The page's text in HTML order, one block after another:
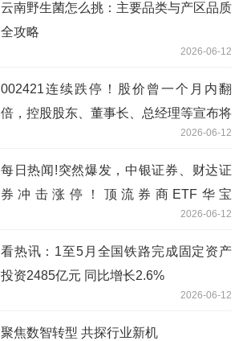
云南野生菌怎么挑：主要品类与产区品质
全攻略
2026-06-12
002421连续跌停！股价曾一个月内翻
倍，控股股东、董事长、总经理等宣布将
减持，公司回应减持非经营变化导致2026-06-12
每日热闻!突然爆发，中银证券、财达证
券冲击涨停！顶流券商ETF华宝
（512000）涨超3%，单日再度吸金1.15
亿元
2026-06-12
看热讯：1至5月全国铁路完成固定资产
投资2485亿元 同比增长2.6%
2026-06-12
聚焦数智转型 共探行业新机